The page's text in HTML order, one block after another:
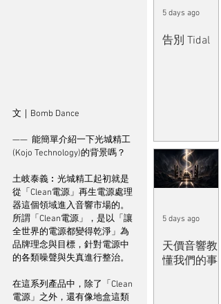
文｜Bomb Dance
——  能簡單介紹一下光城精工
(Kojo Technology)的背景嗎？
土岐泰義︰光城精工起初就是
從「Clean電源」再生電源處理
器這個領域進入音響市場的。
所謂「Clean電源」，是以「讓
全世界的電源都變得乾淨」為
品牌理念與目標，針對電源中
的各類噪聲與失真進行整治。
在這系列產品中，除了「Clean
電源」之外，還有像地盒這類
告別 Tidal
5 days ago
天價音響教
懂我們的事
5 days ago